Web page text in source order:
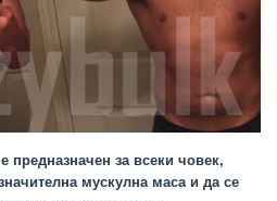
предназначен за всеки човек,
мускулна маса и да се